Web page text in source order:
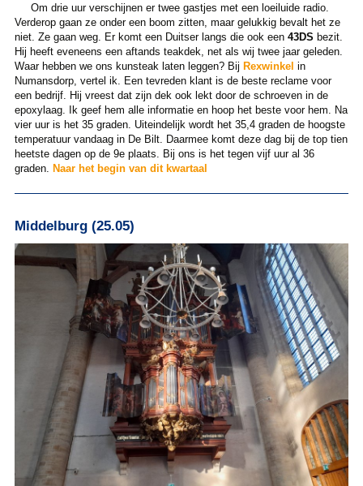
Om drie uur verschijnen er twee gastjes met een loeiluide radio.
Verderop gaan ze onder een boom zitten, maar gelukkig bevalt het ze
niet. Ze gaan weg. Er komt een Duitser langs die ook een 43DS bezit.
Hij heeft eveneens een aftands teakdek, net als wij twee jaar geleden.
Waar hebben we ons kunsteak laten leggen? Bij Rexwinkel in
Numansdorp, vertel ik. Een tevreden klant is de beste reclame voor
een bedrijf. Hij vreest dat zijn dek ook lekt door de schroeven in de
epoxylaag. Ik geef hem alle informatie en hoop het beste voor hem. Na
vier uur is het 35 graden. Uiteindelijk wordt het 35,4 graden de hoogste
temperatuur vandaag in De Bilt. Daarmee komt deze dag bij de top tien
heetste dagen op de 9e plaats. Bij ons is het tegen vijf uur al 36
graden. Naar het begin van dit kwartaal
Middelburg (25.05)